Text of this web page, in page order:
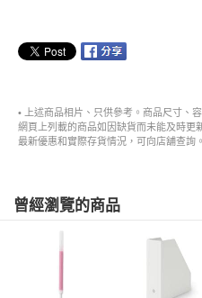
• 上述商品相片、只供參考。商品尺寸、
網頁上列載的商品如因缺貨而未能及時更
最新優惠和實際存貨情況，可向店舖查詢。
曾經瀏覽的商品